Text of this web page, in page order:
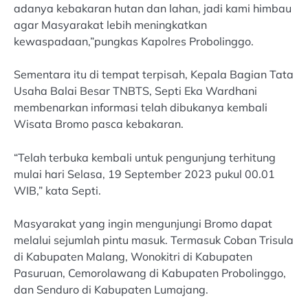
adanya kebakaran hutan dan lahan, jadi kami himbau
agar Masyarakat lebih meningkatkan
kewaspadaan,”pungkas Kapolres Probolinggo.
Sementara itu di tempat terpisah, Kepala Bagian Tata
Usaha Balai Besar TNBTS, Septi Eka Wardhani
membenarkan informasi telah dibukanya kembali
Wisata Bromo pasca kebakaran.
“Telah terbuka kembali untuk pengunjung terhitung
mulai hari Selasa, 19 September 2023 pukul 00.01
WIB,” kata Septi.
Masyarakat yang ingin mengunjungi Bromo dapat
melalui sejumlah pintu masuk. Termasuk Coban Trisula
di Kabupaten Malang, Wonokitri di Kabupaten
Pasuruan, Cemorolawang di Kabupaten Probolinggo,
dan Senduro di Kabupaten Lumajang.